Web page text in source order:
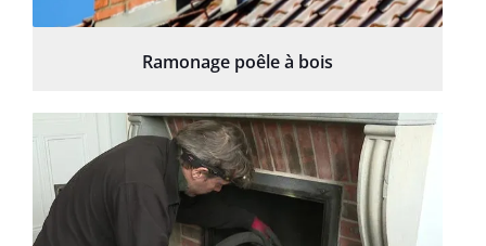
Ramonage poêle à bois